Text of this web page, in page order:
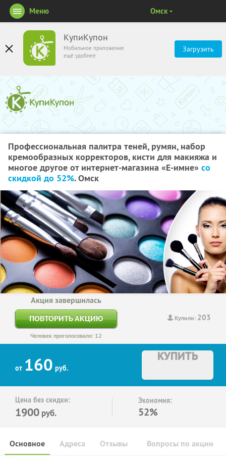
КупиКупон
Мобильное приложение
ещё удобнее
Загрузить
Меню Омск
Профессиональная палитра теней, румян, набор
кремообразных корректоров, кисти для макияжа и
многое другое от интернет-магазина «Е-имне» со
скидкой до 52%. Омск
Купили: 203
Акция завершилась
ПОВТОРИТЬ АКЦИЮ
Человек проголосовало: 12
от 160 руб.
КУПИТЬ
Цена без скидки:
1900 руб.
Экономия:
52%
Основное Отзывы Вопросы по акции
Адреса